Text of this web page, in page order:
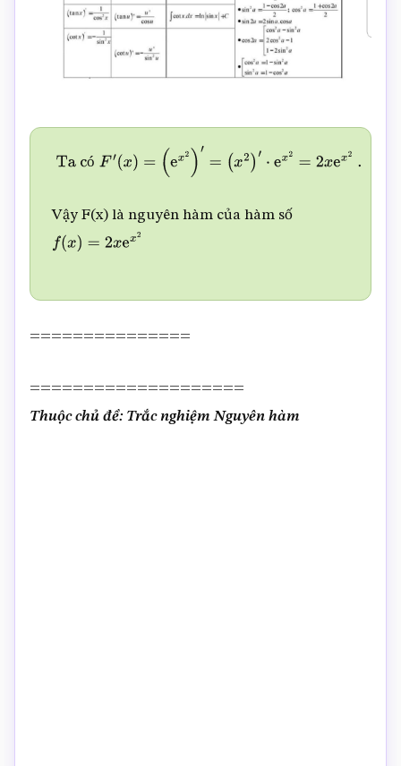
ó
Ta có F′ x)= 2)′= x2 x2= 2 x2
Vậy F(x) là nguyên hàm của hàm số
f( x)= ex2
===============
====================
Thuộc chủ đề: Trắc nghiệm Nguyên hàm